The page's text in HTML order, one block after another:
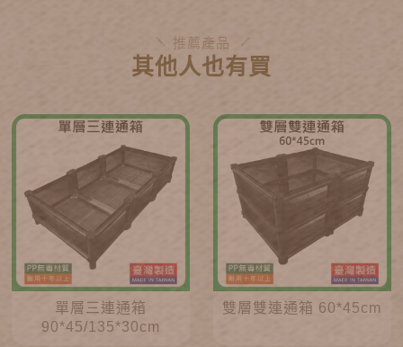
推薦產品
其他人也有買
單層三連通箱
90*45/135*30cm
雙層雙連通箱 60*45cm